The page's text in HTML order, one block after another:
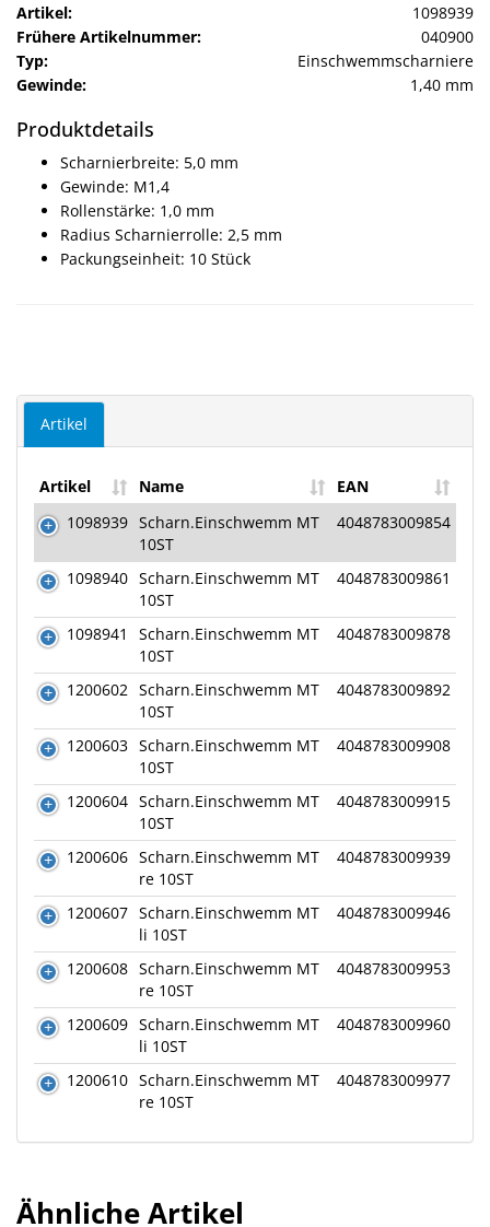
Artikel:
1098939
Frühere Artikelnummer:
040900
Typ:
Einschwemmscharniere
Gewinde:
1,40 mm
Produktdetails
Scharnierbreite: 5,0 mm
Gewinde: M1,4
Rollenstärke: 1,0 mm
Radius Scharnierrolle: 2,5 mm
Packungseinheit: 10 Stück
Artikel
Artikel Name
EAN
1098939 Scharn.Einschwemm MT
10ST
4048783009854
1098940 Scharn.Einschwemm MT
10ST
4048783009861
1098941
Scharn.Einschwemm MT
10ST
4048783009878
1200602 Scharn.Einschwemm MT
10ST
4048783009892
1200603 Scharn.Einschwemm MT
10ST
4048783009908
1200604 Scharn.Einschwemm MT
10ST
4048783009915
1200606 Scharn.Einschwemm MT
re 10ST
4048783009939
1200607 Scharn.Einschwemm MT
li 10ST
4048783009946
1200608 Scharn.Einschwemm MT
re 10ST
4048783009953
1200609 Scharn.Einschwemm MT
li 10ST
4048783009960
1200610 Scharn.Einschwemm MT
re 10ST
4048783009977
Ähnliche Artikel